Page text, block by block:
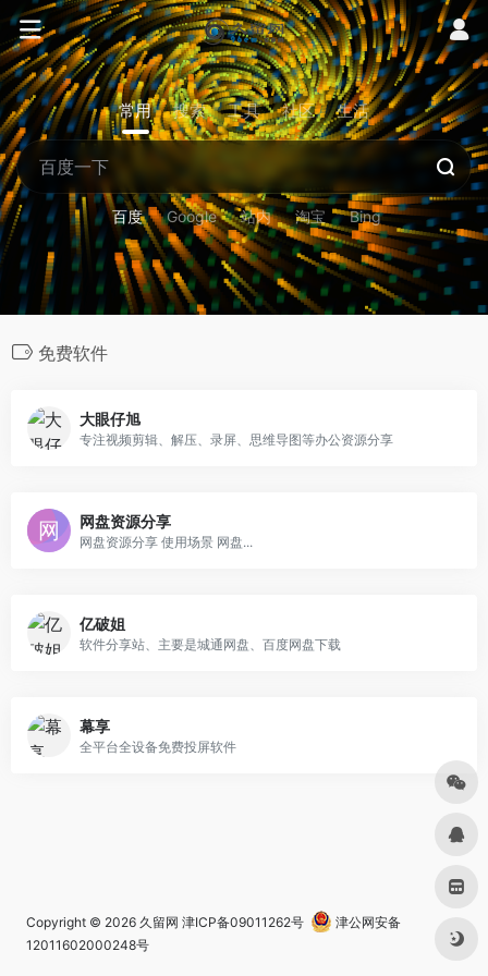
常用 搜索 工具 社区 生活
百度 Google 站内 淘宝 Bing
免费软件
大眼仔旭
专注视频剪辑、解压、录屏、思维导图等办公资源分享
网盘资源分享
网盘资源分享 使用场景 网盘...
亿破姐
软件分享站、主要是城通网盘、百度网盘下载
幕享
全平台全设备免费投屏软件
Copyright © 2026 久留网 津ICP备09011262号
津公网安备
12011602000248号